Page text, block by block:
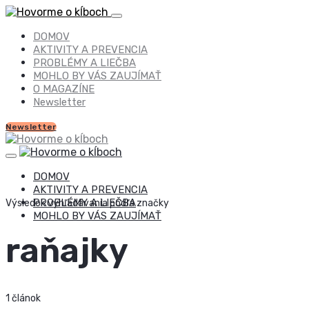
DOMOV
AKTIVITY A PREVENCIA
PROBLÉMY A LIEČBA
MOHLO BY VÁS ZAUJÍMAŤ
O MAGAZÍNE
Newsletter
Newsletter
DOMOV
AKTIVITY A PREVENCIA
PROBLÉMY A LIEČBA
MOHLO BY VÁS ZAUJÍMAŤ
Výsledok vyhľadávania podľa značky
raňajky
1 článok